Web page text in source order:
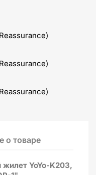
о товаре
YoYo-K203,